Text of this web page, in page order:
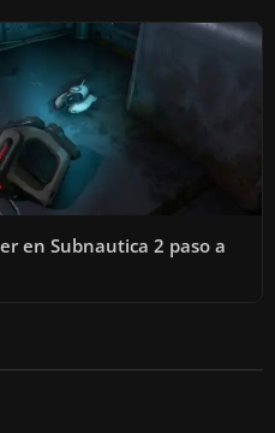
en Subnautica 2 paso a